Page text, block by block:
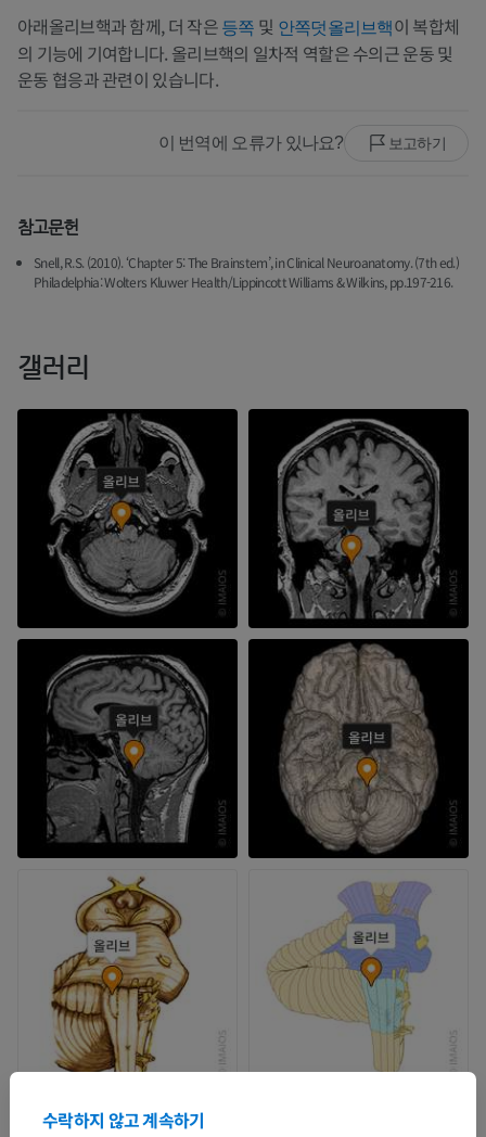
아래올리브핵과 함께, 더 작은등쪽 및 안쪽덧올리브핵이 복합체
의 기능에 기여합니다. 올리브핵의 일차적 역할은 수의근 운동 및
운동 협응과 관련이 있습니다.
이 번역에 오류가 있나요? 보고하기
참고문헌
Snell, R.S. (2010). ‘Chapter 5: The Brainstem’, in Clinical Neuroanatomy. (7th ed.)
Philadelphia: Wolters Kluwer Health/Lippincott Williams & Wilkins, pp.197-216.
갤러리
수락하지 않고 계속하기